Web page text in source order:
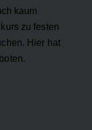
kaum
zu festen
Hier hat